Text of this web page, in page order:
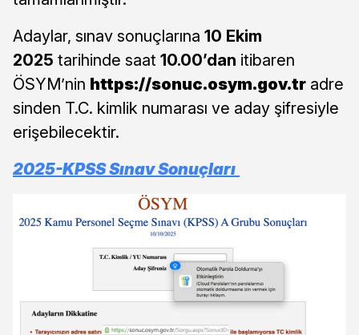
Adaylar, sınav sonuçlarına 10 Ekim
2025 tarihinde saat 10.00’dan itibaren
ÖSYM’nin https://sonuc.osym.gov.tr adre
sinden T.C. kimlik numarası ve aday şifresiyle
erişebilecektir.
2025-KPSS Sınav Sonuçları